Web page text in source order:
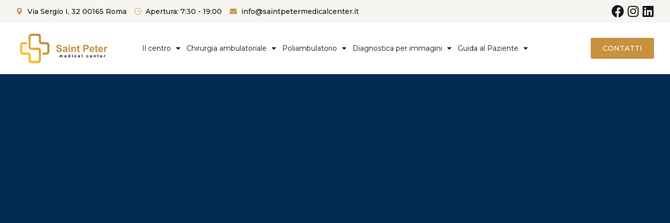
Via Sergio I, 32 00165 Roma Apertura: 7:30 - 19:00 info@saintpetermedicalcenter.it
Il centro Chirurgia ambulatoriale Poliambulatorio Diagnostica per immagini Guida al Paziente CONTATTI